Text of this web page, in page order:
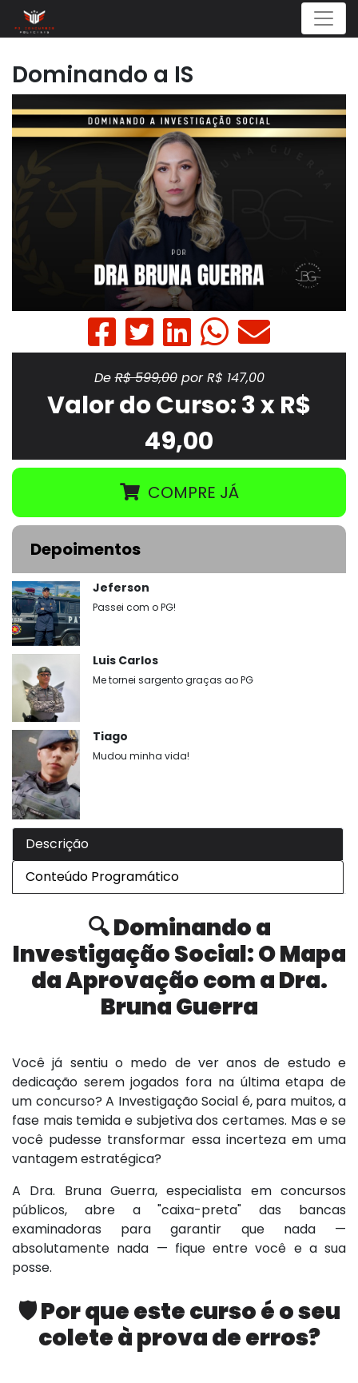
Menu
Dominando a IS
Descrição
Conteúdo Programático
🔍 Dominando a
Investigação Social: O Mapa
da Aprovação com a Dra.
Bruna Guerra
Você já sentiu o medo de ver anos de estudo e
dedicação serem jogados fora na última etapa de
um concurso? A Investigação Social é, para muitos, a
fase mais temida e subjetiva dos certames. Mas e se
você pudesse transformar essa incerteza em uma
vantagem estratégica?
A Dra. Bruna Guerra, especialista em concursos
públicos, abre a "caixa-preta" das bancas
examinadoras para garantir que nada —
absolutamente nada — fique entre você e a sua
posse.
🛡️ Por que este curso é o seu
colete à prova de erros?
DeR$ 599,00por R$ 147,00
Valor do Curso: 3 x R$
49,00
COMPRE JÁ
Depoimentos
Jeferson
Passei com o PG!
Luis Carlos
Me tornei sargento graças ao PG
Tiago
Mudou minha vida!